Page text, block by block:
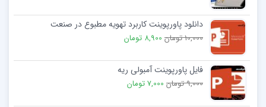
دانلود پاورپوینت کاربرد تهویه مطبوع در صنعت
10,000 تومان 8,900 تومان
فایل پاورپوینت آمبولی ریه
9,000 تومان 7,000 تومان